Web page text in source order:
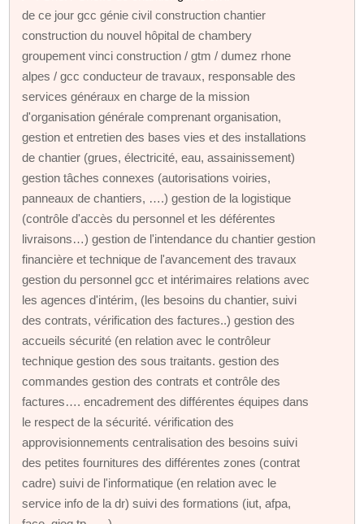
de ce jour gcc génie civil construction chantier
construction du nouvel hôpital de chambery
groupement vinci construction / gtm / dumez rhone
alpes / gcc conducteur de travaux, responsable des
services généraux en charge de la mission
d'organisation générale comprenant organisation,
gestion et entretien des bases vies et des installations
de chantier (grues, électricité, eau, assainissement)
gestion tâches connexes (autorisations voiries,
panneaux de chantiers, ….) gestion de la logistique
(contrôle d'accès du personnel et les déférentes
livraisons…) gestion de l'intendance du chantier gestion
financière et technique de l'avancement des travaux
gestion du personnel gcc et intérimaires relations avec
les agences d'intérim, (les besoins du chantier, suivi
des contrats, vérification des factures..) gestion des
accueils sécurité (en relation avec le contrôleur
technique gestion des sous traitants. gestion des
commandes gestion des contrats et contrôle des
factures…. encadrement des différentes équipes dans
le respect de la sécurité. vérification des
approvisionnements centralisation des besoins suivi
des petites fournitures des différentes zones (contrat
cadre) suivi de l'informatique (en relation avec le
service info de la dr) suivi des formations (iut, afpa,